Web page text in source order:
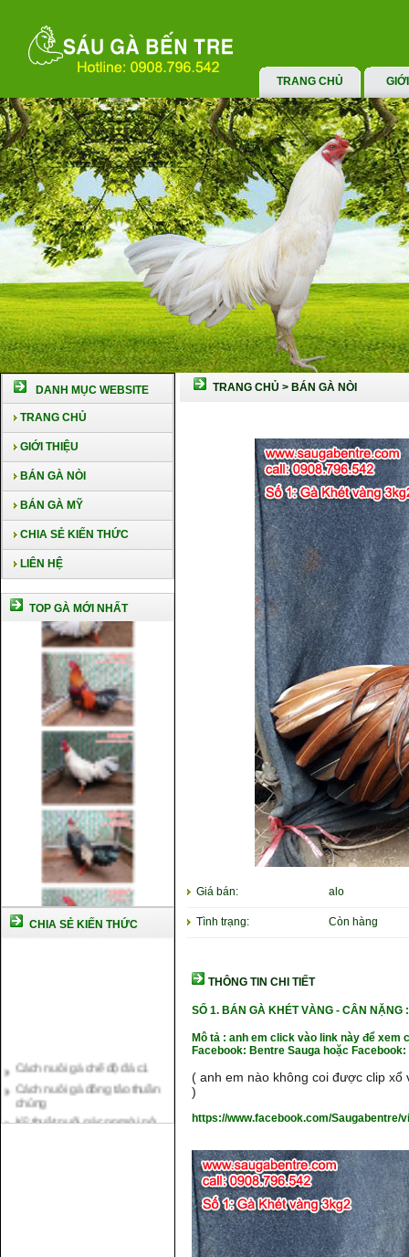
TRANG CHỦ
DANH MỤC WEBSITE
TRANG CHỦ
GIỚI THIỆU
BÁN GÀ NÒI
BÁN GÀ MỸ
CHIA SẺ KIẾN THỨC
LIÊN HỆ
TOP GÀ MỚI NHẤT
CHIA SẺ KIẾN THỨC
Cách nuôi gà đông tảo thuần
chủng
Kỹ thuật nuôi gà con mới nở
Hướng dẫn nuôi gà đá
TRANG CHỦ > BÁN GÀ NÒI
Giá bán: alo
Tình trạng: Còn hàng
THÔNG TIN CHI TIẾT
SỐ 1. BÁN GÀ KHÉT VÀNG - CÂN NẶNG
Mô tả : anh em click vào link này để
Facebook: Bentre Sauga hoặc Facebook:
( anh em nào không coi được clip xổ
)
https://www.facebook.com/Saugabentre/